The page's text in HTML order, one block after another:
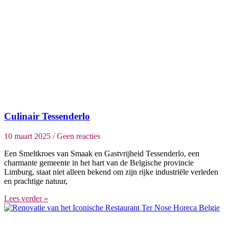
Culinair Tessenderlo
10 maart 2025 Geen reacties
Een Smeltkroes van Smaak en Gastvrijheid Tessenderlo, een
charmante gemeente in het hart van de Belgische provincie
Limburg, staat niet alleen bekend om zijn rijke industriële verleden
en prachtige natuur,
Lees verder »